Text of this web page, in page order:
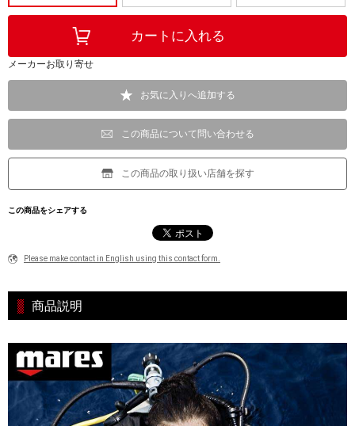
メーカーお取り寄せ
お気に入りへ追加する
この商品について問い合わせる
この商品の取り扱い店舗を探す
この商品をシェアする
Please make contact in English using this contact form.
商品説明